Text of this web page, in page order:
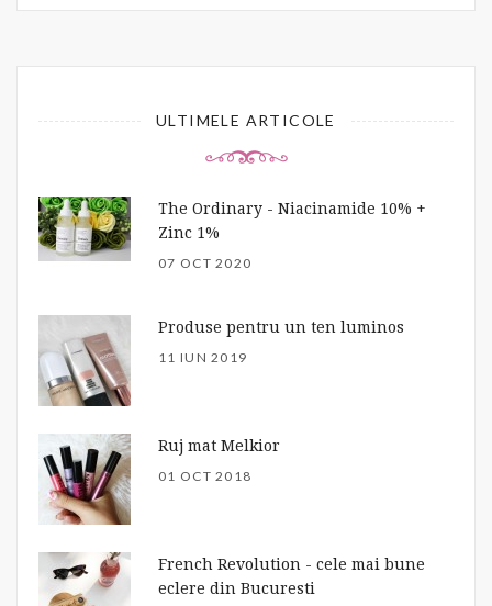
ULTIMELE ARTICOLE
The Ordinary - Niacinamide 10% +
Zinc 1%
07 OCT 2020
Produse pentru un ten luminos
11 IUN 2019
Ruj mat Melkior
01 OCT 2018
French Revolution - cele mai bune
eclere din Bucuresti